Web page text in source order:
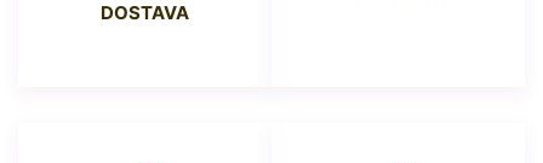
DOSTAVA